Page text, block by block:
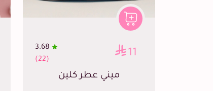
11
3.68
(22)
ميني عطر كلين